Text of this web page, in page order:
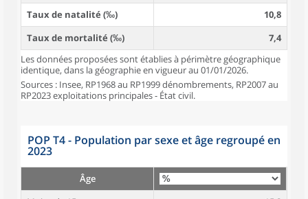
Taux de natalité (‰)
10,8
Taux de mortalité (‰)
7,4
Les données proposées sont établies à périmètre géographique
identique, dans la géographie en vigueur au 01/01/2026.
Sources : Insee, RP1968 au RP1999 dénombrements, RP2007 au
RP2023 exploitations principales - État civil.
POP T4 - Population par sexe et âge regroupé en
2023
Âge